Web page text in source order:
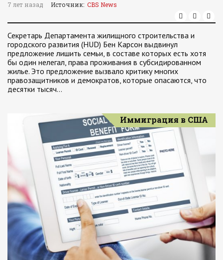
7 лет назад Источник: CBS News
Секретарь Департамента жилищного строительства и
городского развития (HUD) Бен Карсон выдвинул
предложение лишить семьи, в составе которых есть хотя
бы один нелегал, права проживания в субсидированном
жилье. Это предложение вызвало критику многих
правозащитников и демократов, которые опасаются, что
десятки тысяч…
Иммиграция в США